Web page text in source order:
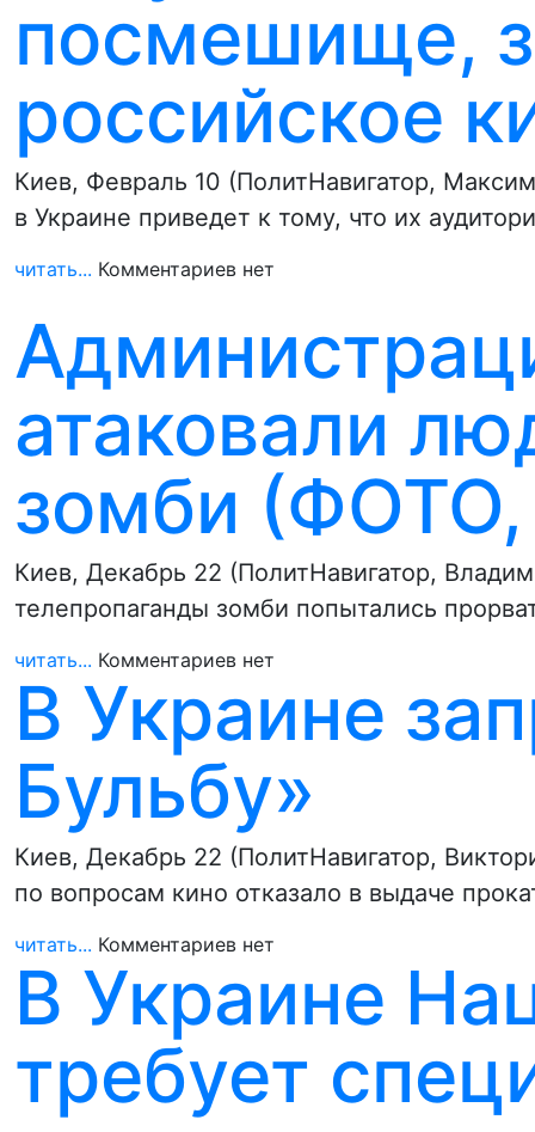
посмешище,
российское
Киев, Февраль 10 (ПолитНавигатор,
в Украине приведет к тому, что их
читать... Комментариев нет
атаковали
зомби
Киев, Декабрь 22 (ПолитНавигатор,
телепропаганды зомби попытались
читать... Комментариев нет
В Украине
Бульбу»
Киев, Декабрь 22 (ПолитНавигатор,
по вопросам кино отказало в выдаче
читать... Комментариев нет
В Украине
требует